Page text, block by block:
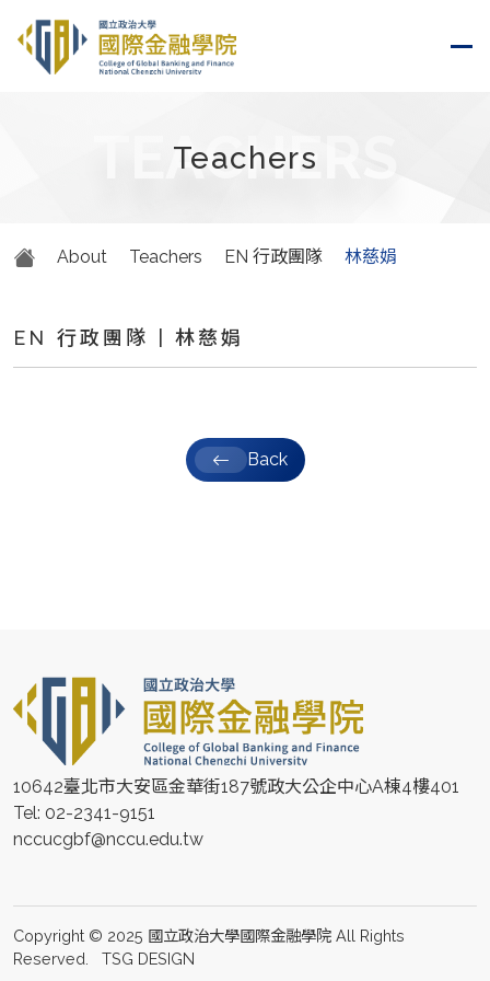
Teachers
TEACHERS
About Teachers EN 行政團隊 林慈娟
EN 行政團隊 | 林慈娟
Back
10642臺北市大安區金華街187號政大公企中心A棟4樓401
Tel: 02-2341-9151
nccucgbf@nccu.edu.tw
Copyright © 2025 國立政治大學國際金融學院 All Rights
Reserved. TSG DESIGN